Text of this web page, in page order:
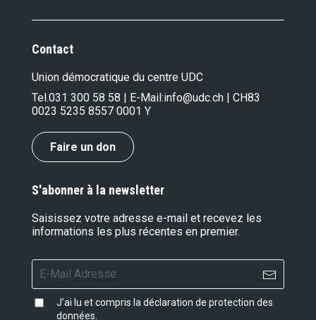
Contact
Union démocratique du centre UDC
Tel.031 300 58 58 | E-Mail:info@udc.ch | CH83
0023 5235 8557 0001 Y
Faire un don
S'abonner à la newsletter
Saisissez votre adresse e-mail et recevez les
informations les plus récentes en premier.
J'ai lu et compris la déclaration de protection des
données